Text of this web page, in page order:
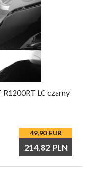
LC czarny
49,90 EUR
214,82 PLN